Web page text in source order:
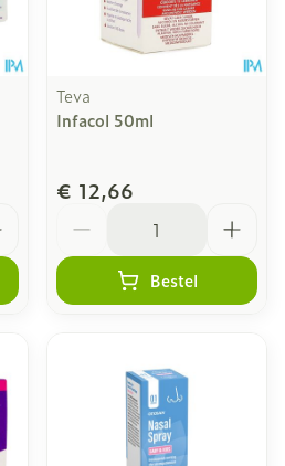
Teva
Infacol 50ml
€ 12,66
Bestel